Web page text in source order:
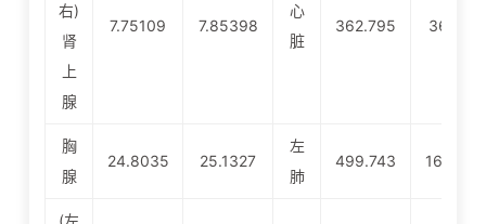
右)
肾
上
腺
7.75109 7.85398
心
脏
362.795 367.611
胸
腺
24.8035 25.1327
左
肺
499.743 1689.46
(左